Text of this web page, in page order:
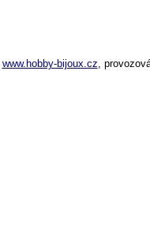
www.hobby-bijoux.cz